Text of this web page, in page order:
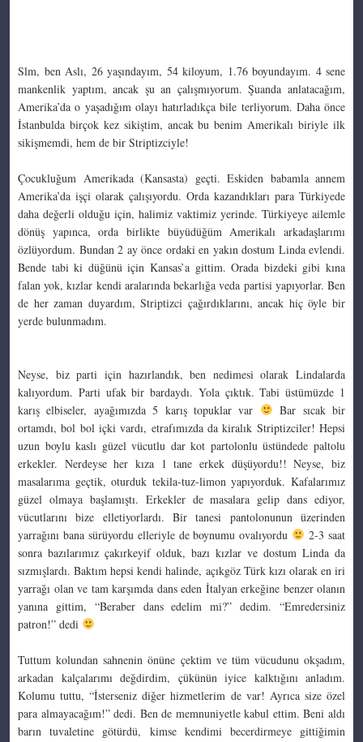
Slm, ben Aslı, 26 yaşındayım, 54 kiloyum, 1.76 boyundayım. 4 sene
mankenlik yaptım, ancak şu an çalışmıyorum. Şuanda anlatacağım,
Amerika’da o yaşadığım olayı hatırladıkça bile terliyorum. Daha önce
İstanbulda birçok kez sikiştim, ancak bu benim Amerikalı biriyle ilk
sikişmemdi, hem de bir Striptizciyle!
Çocukluğum Amerikada (Kansasta) geçti. Eskiden babamla annem
Amerika’da işçi olarak çalışıyordu. Orda kazandıkları para Türkiyede
daha değerli olduğu için, halimiz vaktimiz yerinde. Türkiyeye ailemle
dönüş yapınca, orda birlikte büyüdüğüm Amerikalı arkadaşlarımı
özlüyordum. Bundan 2 ay önce ordaki en yakın dostum Linda evlendi.
Bende tabi ki düğünü için Kansas’a gittim. Orada bizdeki gibi kına
falan yok, kızlar kendi aralarında bekarlığa veda partisi yapıyorlar. Ben
de her zaman duyardım, Striptizci çağırdıklarını, ancak hiç öyle bir
yerde bulunmadım.
Neyse, biz parti için hazırlandık, ben nedimesi olarak Lindalarda
kalıyordum. Parti ufak bir bardaydı. Yola çıktık. Tabi üstümüzde 1
karış elbiseler, ayağımızda 5 karış topuklar var
Bar sıcak bir
ortamdı, bol bol içki vardı, etrafımızda da kiralık Striptizciler! Hepsi
uzun boylu kaslı güzel vücutlu dar kot partolonlu üstündede paltolu
erkekler. Nerdeyse her kıza 1 tane erkek düşüyordu!! Neyse, biz
masalarıma geçtik, oturduk tekila-tuz-limon yapıyorduk. Kafalarımız
güzel olmaya başlamıştı. Erkekler de masalara gelip dans ediyor,
vücutlarını bize elletiyorlardı. Bir tanesi pantolonunun üzerinden
yarrağını bana sürüyordu elleriyle de boynumu ovalıyordu
2-3 saat
sonra bazılarımız çakırkeyif olduk, bazı kızlar ve dostum Linda da
sızmışlardı. Baktım hepsi kendi halinde, açıkgöz Türk kızı olarak en iri
yarrağı olan ve tam karşımda dans eden İtalyan erkeğine benzer olanın
yanına gittim, “Beraber dans edelim mi?” dedim. “Emredersiniz
patron!” dedi
Tuttum kolundan sahnenin önüne çektim ve tüm vücudunu okşadım,
arkadan kalçalarımı değdirdim, çükünün iyice kalktığını anladım.
Kolumu tuttu, “İsterseniz diğer hizmetlerim de var! Ayrıca size özel
para almayacağım!” dedi. Ben de memnuniyetle kabul ettim. Beni aldı
barın tuvaletine götürdü, kimse kendimi becerdirmeye gittiğimin